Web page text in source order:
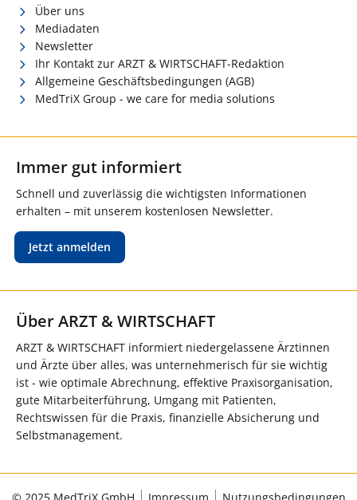
Über uns
Mediadaten
Newsletter
Ihr Kontakt zur ARZT & WIRTSCHAFT-Redaktion
Allgemeine Geschäftsbedingungen (AGB)
MedTriX Group - we care for media solutions
Immer gut informiert
Schnell und zuverlässig die wichtigsten Informationen
erhalten – mit unserem kostenlosen Newsletter.
Jetzt anmelden
Über ARZT & WIRTSCHAFT
ARZT & WIRTSCHAFT informiert niedergelassene Ärztinnen
und Ärzte über alles, was unternehmerisch für sie wichtig
ist - wie optimale Abrechnung, effektive Praxisorganisation,
gute Mitarbeiterführung, Umgang mit Patienten,
Rechtswissen für die Praxis, finanzielle Absicherung und
Selbstmanagement.